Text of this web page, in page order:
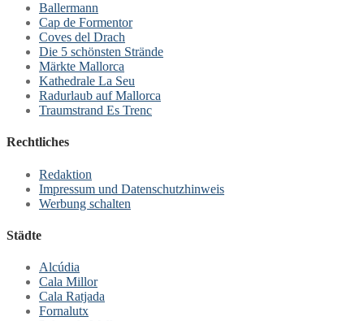
Ballermann
Cap de Formentor
Coves del Drach
Die 5 schönsten Strände
Märkte Mallorca
Kathedrale La Seu
Radurlaub auf Mallorca
Traumstrand Es Trenc
Rechtliches
Redaktion
Impressum und Datenschutzhinweis
Werbung schalten
Städte
Alcúdia
Cala Millor
Cala Ratjada
Fornalutx